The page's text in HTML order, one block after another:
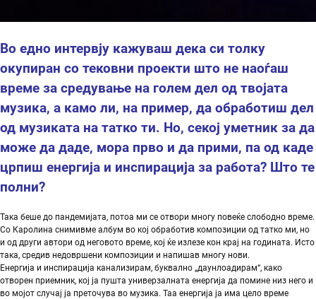
Во едно интервју кажуваш дека си толку
окупиран со тековни проекти што не наоѓаш
време за средување на голем дел од твојата
музика, а камо ли, на пример, да обработиш дел
од музиката на татко ти. Но, секој уметник за да
може да даде, мора прво и да прими, па од каде
црпиш енергија и инспирација за работа? Што те
полни?
Така беше до пандемијата, потоа ми се отвори многу повеќе слободно време.
Со Каролина снимивме албум во кој обработив композиции од татко ми, но
и од други автори од неговото време, кој ќе излезе кон крај на годината. Исто
така, средив недовршени композиции и напишав многу нови.
Енергија и инспирација канализирам, буквално „даунлоадирам“, како
отворен приемник, кој ја пушта универзалната енергија да помине низ него и
во мојот случај ја преточува во музика. Таа енергија ја има цело време